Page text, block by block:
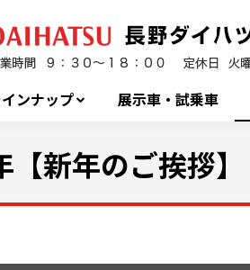
ンナップ 展示車・試乗車
新年のご挨拶】